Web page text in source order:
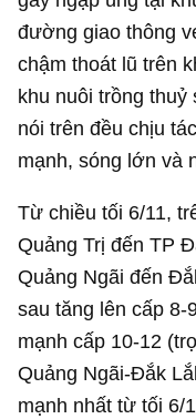
đường giao thông
chậm thoát lũ trên
khu nuôi trồng thuỷ
nói trên đều chịu
mạnh, sóng lớn và
Từ chiều tối 6/11,
Quảng Trị đến TP
Quảng Ngãi đến
sau tăng lên cấp 8-
mạnh cấp 10-12
Quảng Ngãi-Đắk
mạnh nhất từ tối 6/